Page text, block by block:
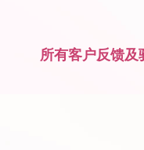
所有客户反馈及